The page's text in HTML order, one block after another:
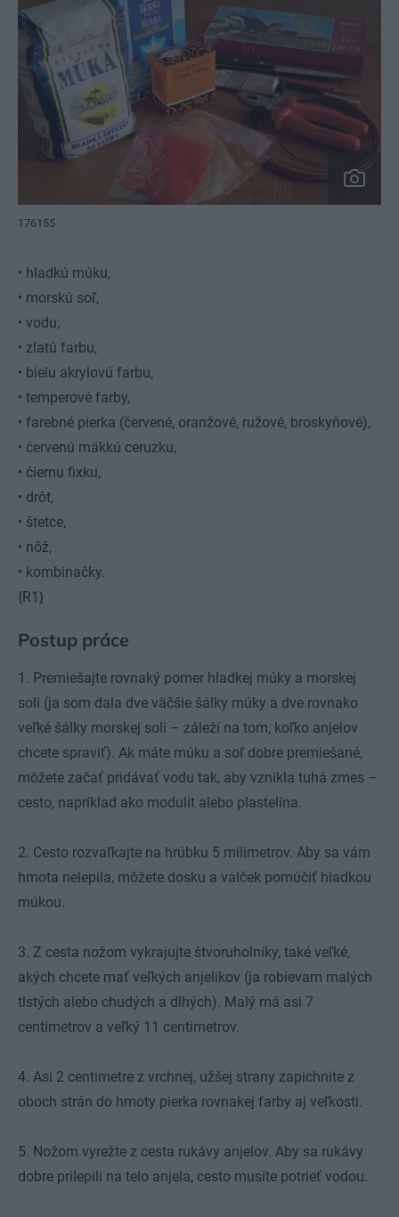
176155
• hladkú múku,
• morskú soľ,
• vodu,
• zlatú farbu,
• bielu akrylovú farbu,
• temperové farby,
• farebné pierka (červené, oranžové, ružové, broskyňové),
• červenú mäkkú ceruzku,
• čiernu fixku,
• drôt,
• štetce,
• nôž,
• kombinačky.
{R1}
Postup práce
1. Premiešajte rovnaký pomer hladkej múky a morskej
soli (ja som dala dve väčšie šálky múky a dve rovnako
veľké šálky morskej soli – záleží na tom, koľko anjelov
chcete spraviť). Ak máte múku a soľ dobre premiešané,
môžete začať pridávať vodu tak, aby vznikla tuhá zmes –
cesto, napríklad ako modulit alebo plastelína.
2. Cesto rozvaľkajte na hrúbku 5 milimetrov. Aby sa vám
hmota nelepila, môžete dosku a valček pomúčiť hladkou
múkou.
3. Z cesta nožom vykrajujte štvoruholníky, také veľké,
akých chcete mať veľkých anjelikov (ja robievam malých
tlstých alebo chudých a dlhých). Malý má asi 7
centimetrov a veľký 11 centimetrov.
4. Asi 2 centimetre z vrchnej, užšej strany zapichnite z
oboch strán do hmoty pierka rovnakej farby aj veľkosti.
5. Nožom vyrežte z cesta rukávy anjelov. Aby sa rukávy
dobre prilepili na telo anjela, cesto musíte potrieť vodou.